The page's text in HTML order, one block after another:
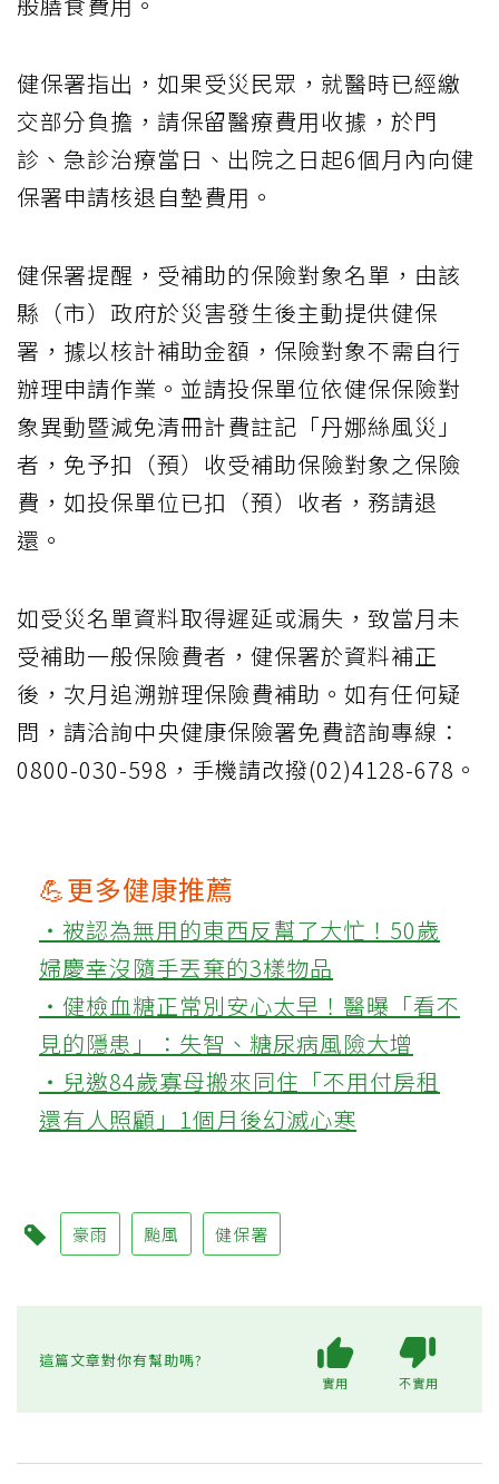
健保署指出，如果受災民眾，就醫時已經繳
交部分負擔，請保留醫療費用收據，於門
診、急診治療當日、出院之日起6個月內向健
保署申請核退自墊費用。
健保署提醒，受補助的保險對象名單，由該
縣（市）政府於災害發生後主動提供健保
署，據以核計補助金額，保險對象不需自行
辦理申請作業。並請投保單位依健保保險對
象異動暨減免清冊計費註記「丹娜絲風災」
者，免予扣（預）收受補助保險對象之保險
費，如投保單位已扣（預）收者，務請退
還。
如受災名單資料取得遲延或漏失，致當月未
受補助一般保險費者，健保署於資料補正
後，次月追溯辦理保險費補助。如有任何疑
問，請洽詢中央健康保險署免費諮詢專線：
0800-030-598，手機請改撥(02)4128-678。
💪更多健康推薦
‧被認為無用的東西反幫了大忙！50歲
婦慶幸沒隨手丟棄的3樣物品
‧健檢血糖正常別安心太早！醫曝「看不
見的隱患」：失智、糖尿病風險大增
‧兒邀84歲寡母搬來同住「不用付房租
還有人照顧」1個月後幻滅心寒
豪雨 颱風 健保署
這篇文章對你有幫助嗎?
實用 不實用